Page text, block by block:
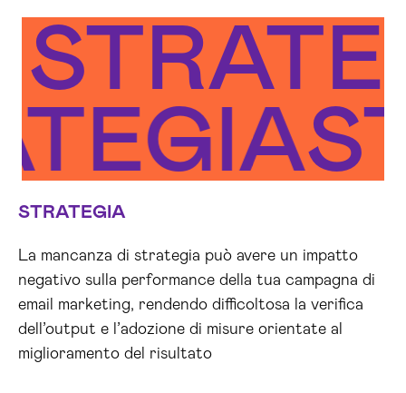
STRATEGIA
La mancanza di strategia può avere un impatto
negativo sulla performance della tua campagna di
email marketing, rendendo difficoltosa la verifica
dell’output e l’adozione di misure orientate al
miglioramento del risultato